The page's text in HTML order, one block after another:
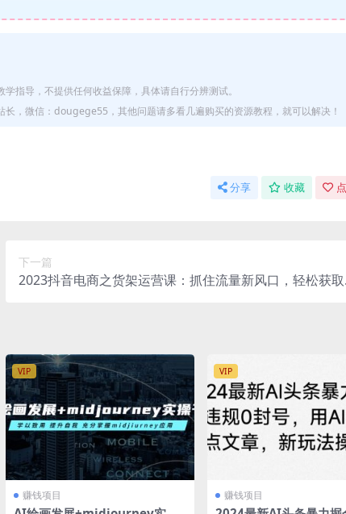
指导，不提供任何收益保障，具体请自行分辨测试。
，微信：dougege55，其他问题请多看几遍购买的资源教程，就可以解决！
分享 收藏
下一篇
2023抖音电商之货架运营课：抓住流量新风口，轻松获取
VIP
赚钱项目
VIP
赚钱项目